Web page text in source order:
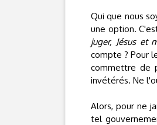
Qui que nous
une option.
juger, Jésus et
compte ? Pour
commettre de
invétérés. Ne
Alors, pour ne
tel